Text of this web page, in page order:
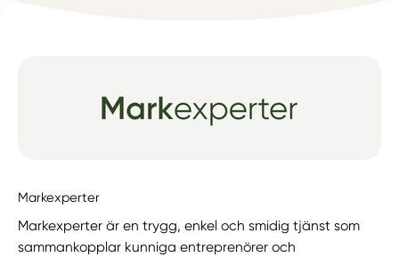
Markexperter
Markexperter är en trygg, enkel och smidig tjänst som
sammankopplar kunniga entreprenörer och